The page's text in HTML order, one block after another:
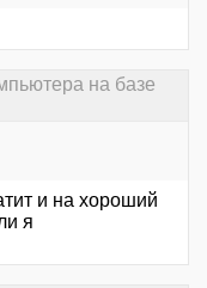
на базе
и на хороший
я